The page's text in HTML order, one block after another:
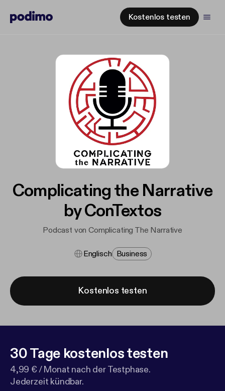
Kostenlos testen
Complicating the Narrative
by ConTextos
Podcast von Complicating The Narrative
Englisch Business
Kostenlos testen
30 Tage kostenlos testen
4,99 € / Monat nach der Testphase.
Jederzeit kündbar.